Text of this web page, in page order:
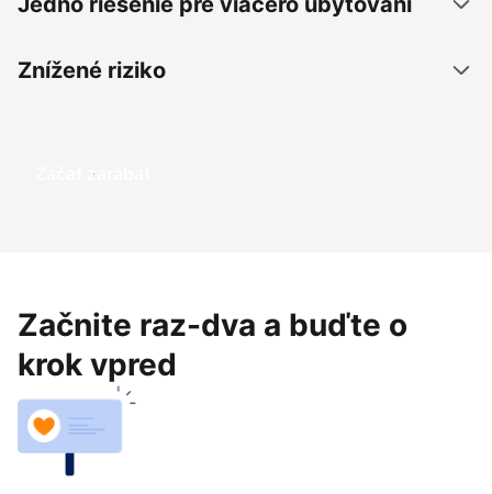
Znížené riziko
Začať zarábať
Začnite raz-dva a buďte o
krok vpred